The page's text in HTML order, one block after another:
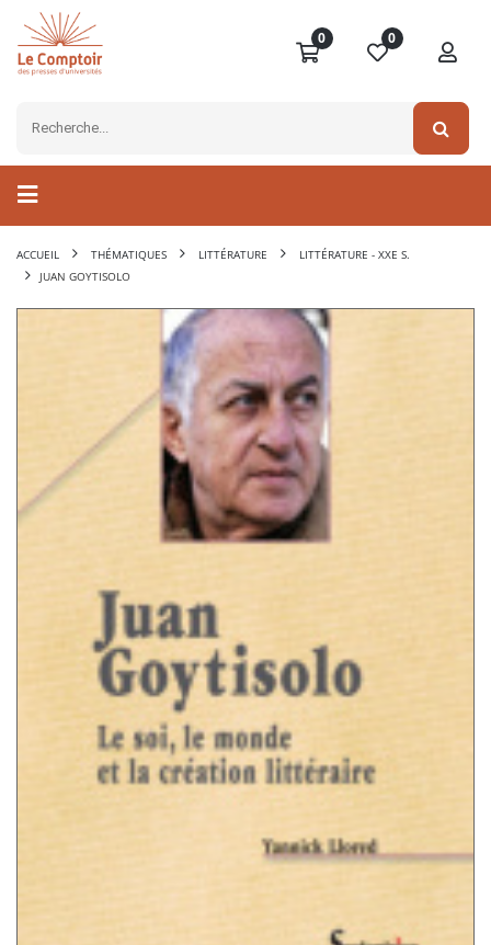
0 0
ACCUEIL THÉMATIQUES LITTÉRATURE
LITTÉRATURE - XXE S.
JUAN GOYTISOLO